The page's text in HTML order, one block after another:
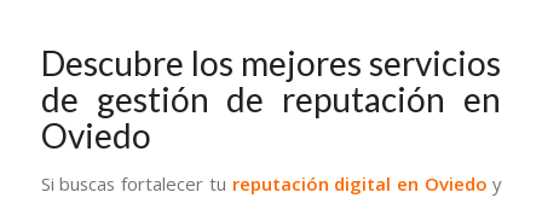
Descubre los mejores servicios
de gestión de reputación en
Oviedo
Si buscas fortalecer tu reputación digital en Oviedo y